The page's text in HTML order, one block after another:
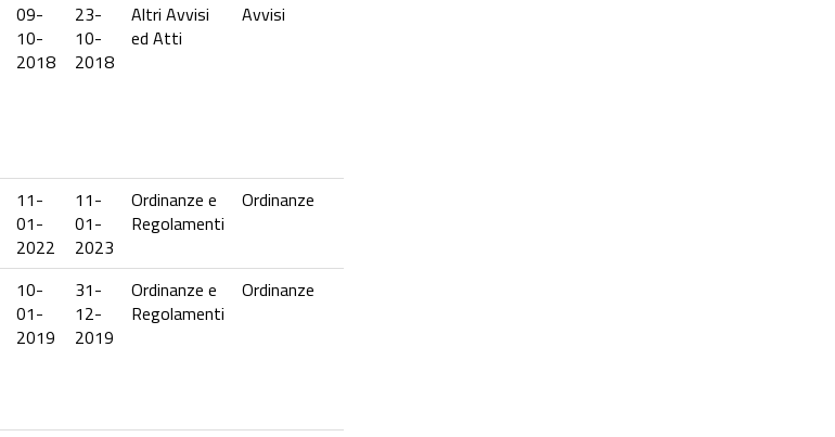
09-
10-
2018
23-
10-
2018
Altri Avvisi
ed Atti
Avvisi
11-
01-
2022
11-
01-
2023
Ordinanze e
Regolamenti
Ordinanze
10-
01-
2019
31-
12-
2019
Ordinanze e
Regolamenti
Ordinanze